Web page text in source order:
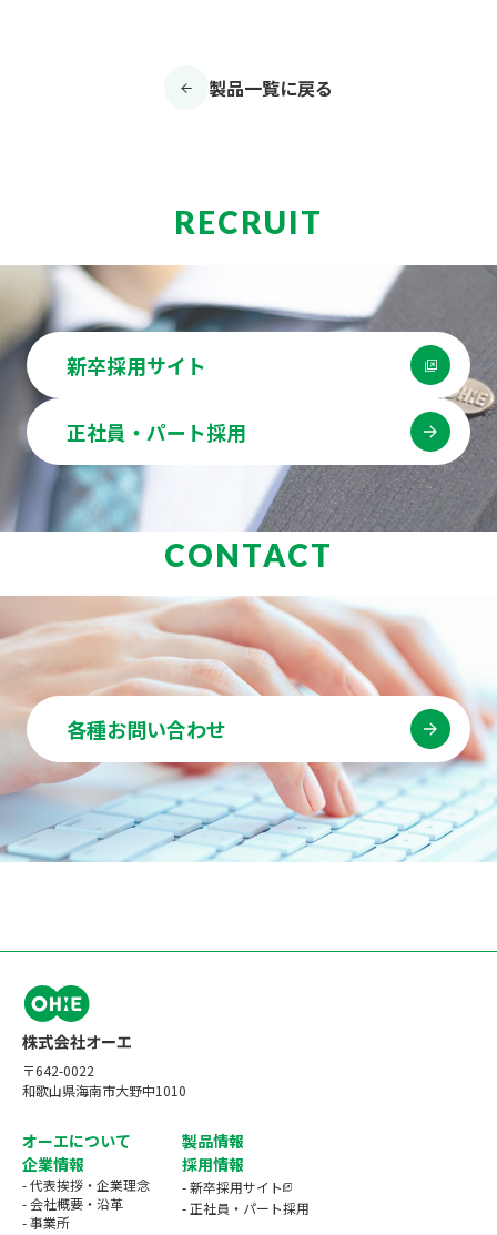
製品一覧に戻る
RECRUIT
新卒採用サイト
正社員・パート採用
CONTACT
各種お問い合わせ
〒642-0022
和歌山県海南市大野中1010
オーエについて
製品情報
企業情報
- 代表挨拶・企業理念
- 会社概要・沿革
- 事業所
採用情報
- 新卒採用サイト
- 正社員・パート採用